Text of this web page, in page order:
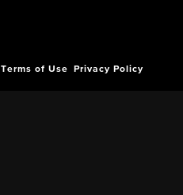
Terms of Use Privacy Policy